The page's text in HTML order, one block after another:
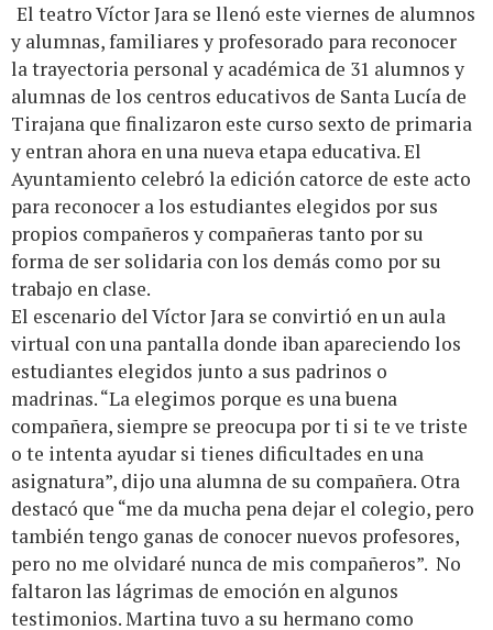
El teatro Víctor Jara se llenó este viernes de alumnos
y alumnas, familiares y profesorado para reconocer
la trayectoria personal y académica de 31 alumnos y
alumnas de los centros educativos de Santa Lucía de
Tirajana que finalizaron este curso sexto de primaria
y entran ahora en una nueva etapa educativa. El
Ayuntamiento celebró la edición catorce de este acto
para reconocer a los estudiantes elegidos por sus
propios compañeros y compañeras tanto por su
forma de ser solidaria con los demás como por su
trabajo en clase.
El escenario del Víctor Jara se convirtió en un aula
virtual con una pantalla donde iban apareciendo los
estudiantes elegidos junto a sus padrinos o
madrinas. “La elegimos porque es una buena
compañera, siempre se preocupa por ti si te ve triste
o te intenta ayudar si tienes dificultades en una
asignatura”, dijo una alumna de su compañera. Otra
destacó que “me da mucha pena dejar el colegio, pero
también tengo ganas de conocer nuevos profesores,
pero no me olvidaré nunca de mis compañeros”. No
faltaron las lágrimas de emoción en algunos
testimonios. Martina tuvo a su hermano como